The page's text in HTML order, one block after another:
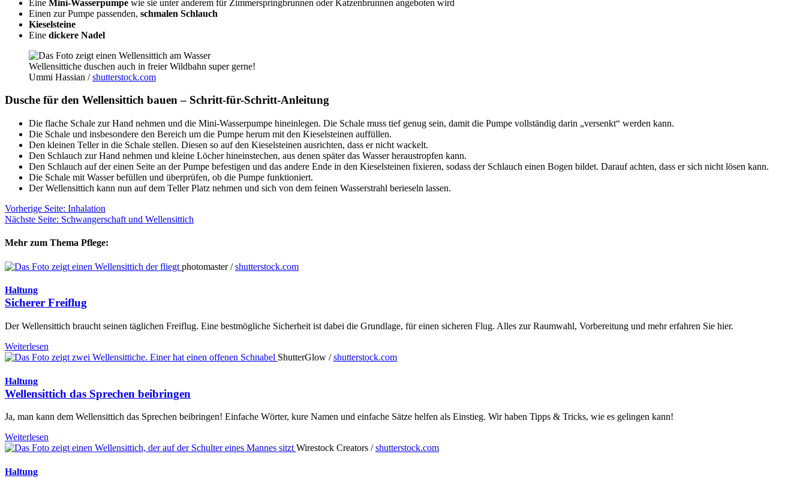
Eine Mini-Wasserpumpe wie sie unter anderem für Zimmerspringbrunnen oder Katzenbrunnen angeboten wird
Einen zur Pumpe passenden, schmalen Schlauch
Kieselsteine
Eine dickere Nadel
Wellensittiche duschen auch in freier Wildbahn super gerne!
Ummi Hassian /shutterstock.com
Dusche für den Wellensittich bauen – Schritt-für-Schritt-Anleitung
Die flache Schale zur Hand nehmen und die Mini-Wasserpumpe hineinlegen. Die Schale muss tief genug sein, damit die Pumpe vollständig darin „versenkt“ werden kann.
Die Schale und insbesondere den Bereich um die Pumpe herum mit den Kieselsteinen auffüllen.
Den kleinen Teller in die Schale stellen. Diesen so auf den Kieselsteinen ausrichten, dass er nicht wackelt.
Den Schlauch zur Hand nehmen und kleine Löcher hineinstechen, aus denen später das Wasser heraustropfen kann.
Den Schlauch auf der einen Seite an der Pumpe befestigen und das andere Ende in den Kieselsteinen fixieren, sodass der Schlauch einen Bogen bildet. Darauf achten, dass er sich nicht lösen kann.
Die Schale mit Wasser befüllen und überprüfen, ob die Pumpe funktioniert.
Der Wellensittich kann nun auf dem Teller Platz nehmen und sich von dem feinen Wasserstrahl berieseln lassen.
Vorherige Seite: Inhalation
Nächste Seite: Schwangerschaft und Wellensittich
Mehr zum Thema Pflege:
photomaster /shutterstock.com
Haltung
Sicherer Freiflug
Der Wellensittich braucht seinen täglichen Freiflug. Eine bestmögliche Sicherheit ist dabei die Grundlage, für einen sicheren Flug. Alles zur Raumwahl, Vorbereitung und mehr erfahren Sie hier.
Weiterlesen
ShutterGlow /shutterstock.com
Haltung
Wellensittich das Sprechen beibringen
Ja, man kann dem Wellensittich das Sprechen beibringen! Einfache Wörter, kure Namen und einfache Sätze helfen als Einstieg. Wir haben Tipps & Tricks, wie es gelingen kann!
Weiterlesen
Wirestock Creators /shutterstock.com
Haltung